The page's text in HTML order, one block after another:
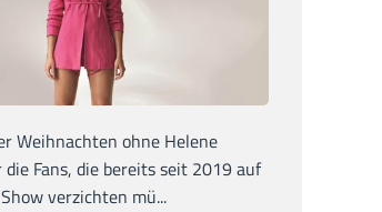
Weihnachten ohne Helene
die Fans, die bereits seit 2019 auf
verzichten mü...